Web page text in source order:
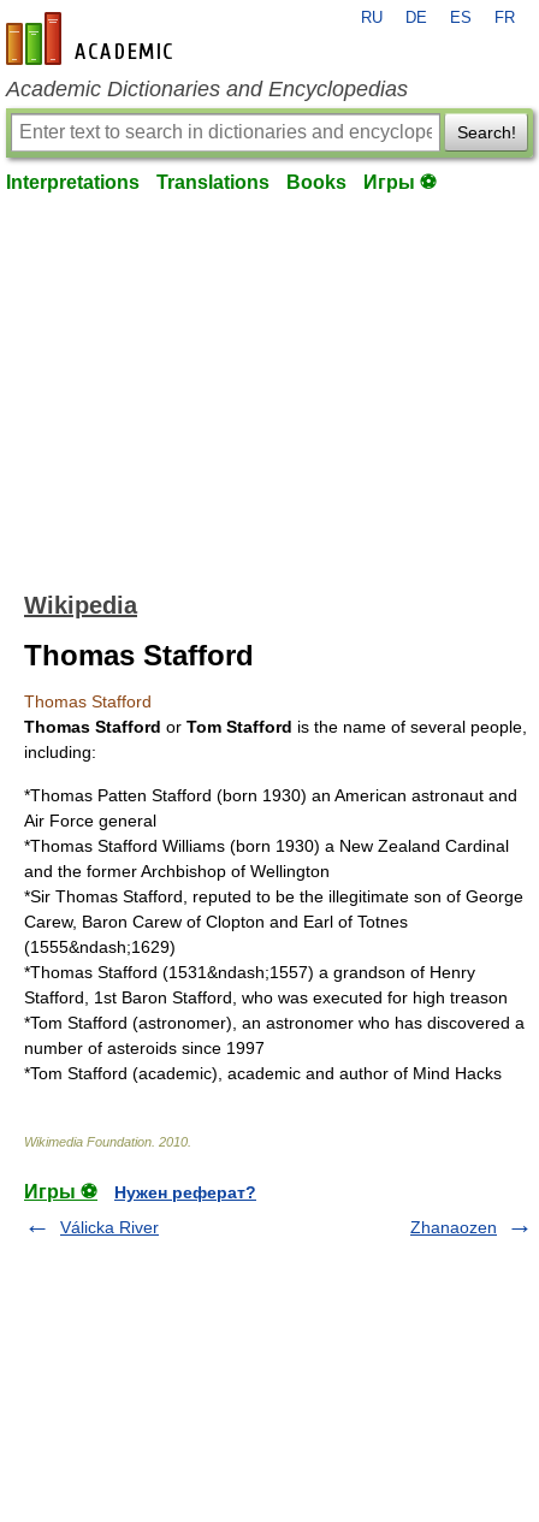
en-academic.com
RU DE ES FR
Academic Dictionaries and Encyclopedias
Search!
Interpretations Translations Books Игры ⚽
Wikipedia
Thomas Stafford
Thomas Stafford
Thomas Stafford or Tom Stafford is the name of several people,
including:
*Thomas Patten Stafford (born 1930) an American astronaut and
Air Force general
*Thomas Stafford Williams (born 1930) a New Zealand Cardinal
and the former Archbishop of Wellington
*Sir Thomas Stafford, reputed to be the illegitimate son of George
Carew, Baron Carew of Clopton and Earl of Totnes
(1555&ndash;1629)
*Thomas Stafford (1531&ndash;1557) a grandson of Henry
Stafford, 1st Baron Stafford , who was executed for high treason
*Tom Stafford (astronomer) , an astronomer who has discovered a
number of asteroids since 1997
*Tom Stafford (academic) , academic and author of Mind Hacks
Wikimedia Foundation 2010
Игры ⚽
Нужен реферат?
Válicka River
Zhanaozen